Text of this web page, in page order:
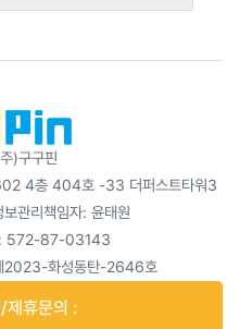
)구구핀
4층 404호 -33 더퍼스트타워3
보관리책임자: 윤태원
: 572-87-03143
2023-화성동탄-2646호
제휴문의 :